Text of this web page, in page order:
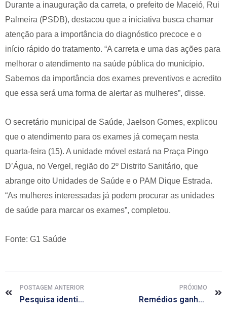
Durante a inauguração da carreta, o prefeito de Maceió, Rui
Palmeira (PSDB), destacou que a iniciativa busca chamar
atenção para a importância do diagnóstico precoce e o
início rápido do tratamento. “A carreta e uma das ações para
melhorar o atendimento na saúde pública do município.
Sabemos da importância dos exames preventivos e acredito
que essa será uma forma de alertar as mulheres”, disse.
O secretário municipal de Saúde, Jaelson Gomes, explicou
que o atendimento para os exames já começam nesta
quarta-feira (15). A unidade móvel estará na Praça Pingo
D’Água, no Vergel, região do 2º Distrito Sanitário, que
abrange oito Unidades de Saúde e o PAM Dique Estrada.
“As mulheres interessadas já podem procurar as unidades
de saúde para marcar os exames”, completou.
Fonte: G1 Saúde
POSTAGEM ANTERIOR
Pesquisa identifica DNA que regula atividade no pâncreas humano
PRÓXIMO
Remédios ganham usos além das indicações da bula